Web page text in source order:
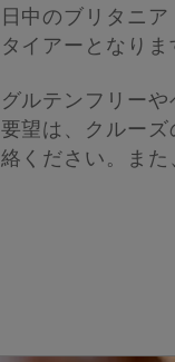
日中のブリタニ
タイアーとなり
グルテンフリー
要望は、クルー
絡ください。ま